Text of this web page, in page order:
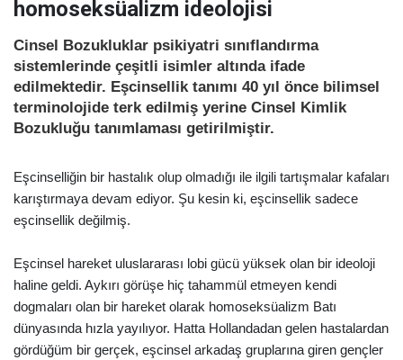
homoseksüalizm ideolojisi
Cinsel Bozukluklar psikiyatri sınıflandırma
sistemlerinde çeşitli isimler altında ifade
edilmektedir. Eşcinsellik tanımı 40 yıl önce bilimsel
terminolojide terk edilmiş yerine Cinsel Kimlik
Bozukluğu tanımlaması getirilmiştir.
Eşcinselliğin bir hastalık olup olmadığı ile ilgili tartışmalar kafaları
karıştırmaya devam ediyor. Şu kesin ki, eşcinsellik sadece
eşcinsellik değilmiş.
Eşcinsel hareket uluslararası lobi gücü yüksek olan bir ideoloji
haline geldi. Aykırı görüşe hiç tahammül etmeyen kendi
dogmaları olan bir hareket olarak homoseksüalizm Batı
dünyasında hızla yayılıyor. Hatta Hollandadan gelen hastalardan
gördüğüm bir gerçek, eşcinsel arkadaş gruplarına giren gençler